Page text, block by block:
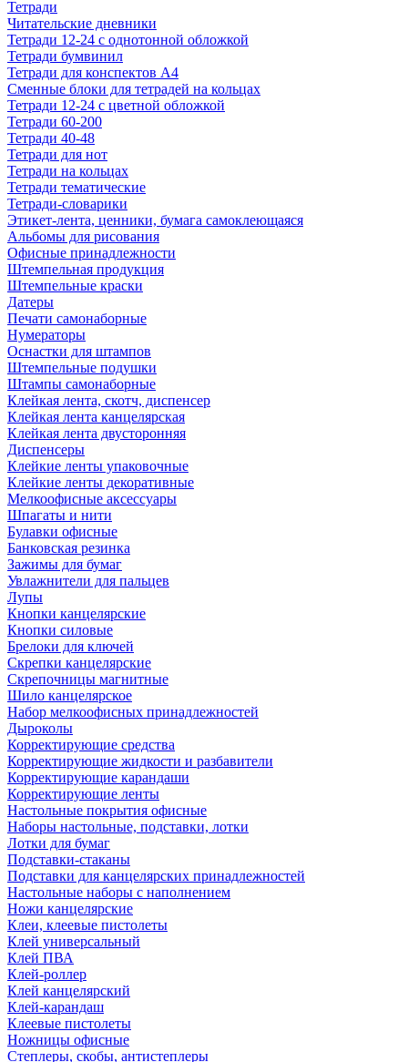
Тетради
Читательские дневники
Тетради 12-24 с однотонной обложкой
Тетради бумвинил
Тетради для конспектов А4
Сменные блоки для тетрадей на кольцах
Тетради 12-24 с цветной обложкой
Тетради 60-200
Тетради 40-48
Тетради для нот
Тетради на кольцах
Тетради тематические
Тетради-словарики
Этикет-лента, ценники, бумага самоклеющаяся
Альбомы для рисования
Офисные принадлежности
Штемпельная продукция
Штемпельные краски
Датеры
Печати самонаборные
Нумераторы
Оснастки для штампов
Штемпельные подушки
Штампы самонаборные
Клейкая лента, скотч, диспенсер
Клейкая лента канцелярская
Клейкая лента двусторонняя
Диспенсеры
Клейкие ленты упаковочные
Клейкие ленты декоративные
Мелкоофисные аксессуары
Шпагаты и нити
Булавки офисные
Банковская резинка
Зажимы для бумаг
Увлажнители для пальцев
Лупы
Кнопки канцелярские
Кнопки силовые
Брелоки для ключей
Скрепки канцелярские
Скрепочницы магнитные
Шило канцелярское
Набор мелкоофисных принадлежностей
Дыроколы
Корректирующие средства
Корректирующие жидкости и разбавители
Корректирующие карандаши
Корректирующие ленты
Настольные покрытия офисные
Наборы настольные, подставки, лотки
Лотки для бумаг
Подставки-стаканы
Подставки для канцелярских принадлежностей
Настольные наборы с наполнением
Ножи канцелярские
Клеи, клеевые пистолеты
Клей универсальный
Клей ПВА
Клей-роллер
Клей канцелярский
Клей-карандаш
Клеевые пистолеты
Ножницы офисные
Степлеры, скобы, антистеплеры